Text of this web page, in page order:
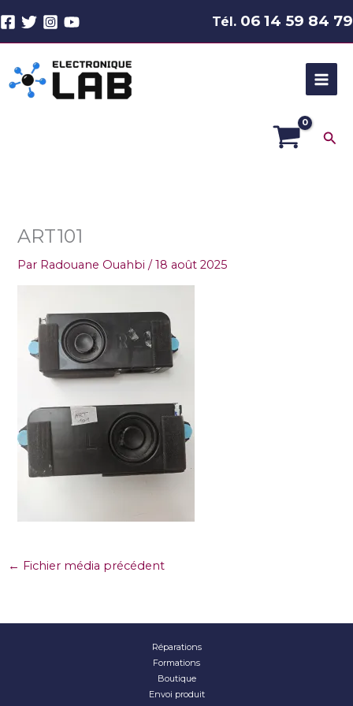
au
Tél. 06 14 59 84 79
ART101
Par Radouane Ouahbi/18 août 2025
← Fichier média précédent
Réparations
Formations
Boutique
Envoi produit